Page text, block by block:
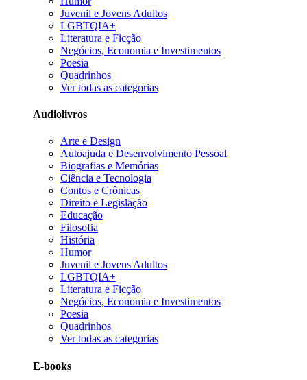
Juvenil e Jovens Adultos
LGBTQIA+
Literatura e Ficção
Negócios, Economia e Investimentos
Poesia
Quadrinhos
Ver todas as categorias
Audiolivros
Arte e Design
Autoajuda e Desenvolvimento Pessoal
Biografias e Memórias
Ciência e Tecnologia
Contos e Crônicas
Direito e Legislação
Educação
Filosofia
História
Humor
Juvenil e Jovens Adultos
LGBTQIA+
Literatura e Ficção
Negócios, Economia e Investimentos
Poesia
Quadrinhos
Ver todas as categorias
E-books